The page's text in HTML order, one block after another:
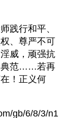
践行和平、
、尊严不可
威，顽强抗
典范……若再
！正义何
gb/6/8/3/n1